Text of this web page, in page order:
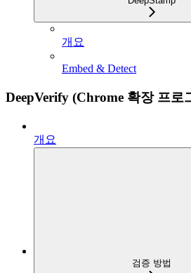
개요
Embed & Detect
DeepVerify (Chrome 확장 프로
개요
검증 방법